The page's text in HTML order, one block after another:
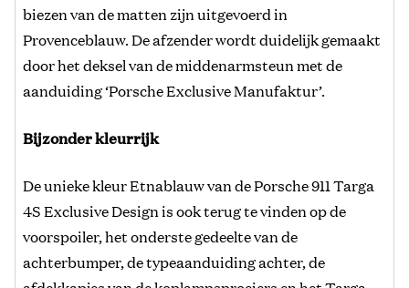
biezen van de matten zijn uitgevoerd in
Provenceblauw. De afzender wordt duidelijk gemaakt
door het deksel van de middenarmsteun met de
aanduiding ‘Porsche Exclusive Manufaktur’.
Bijzonder kleurrijk
De unieke kleur Etnablauw van de Porsche 911 Targa
4S Exclusive Design is ook terug te vinden op de
voorspoiler, het onderste gedeelte van de
achterbumper, de typeaanduiding achter, de